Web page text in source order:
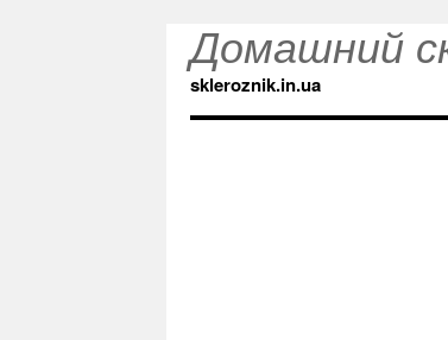
Домашний
skleroznik.in.ua